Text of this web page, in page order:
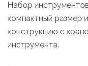
Набор
компактный размер
конструкцию с
инструмента.